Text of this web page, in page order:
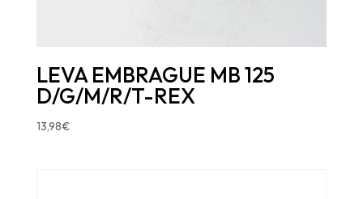
LEVA EMBRAGUE MB 125
D/G/M/R/T-REX
13,98€